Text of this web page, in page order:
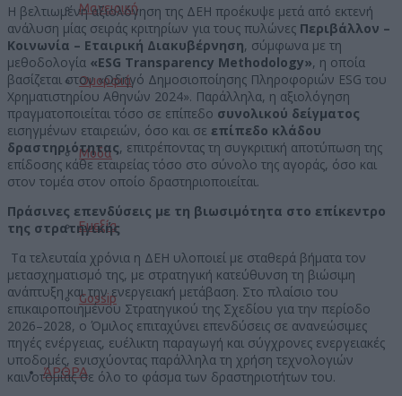
Μαγειρική
Ομορφιά
Μόδα
Ευεξία
Gossip
ΆΡΘΡΑ
Η βελτιωμένη αξιολόγηση της ΔΕΗ προέκυψε μετά από εκτενή
ανάλυση μίας σειράς κριτηρίων για τους πυλώνες Περιβάλλον –
Κοινωνία – Εταιρική Διακυβέρνηση, σύμφωνα με τη
μεθοδολογία «ESG Transparency Methodology», η οποία
βασίζεται στον «Οδηγό Δημοσιοποίησης Πληροφοριών ESG του
Χρηματιστηρίου Αθηνών 2024». Παράλληλα, η αξιολόγηση
πραγματοποιείται τόσο σε επίπεδο συνολικού δείγματος
εισηγμένων εταιρειών, όσο και σε επίπεδο κλάδου
δραστηριότητας, επιτρέποντας τη συγκριτική αποτύπωση της
επίδοσης κάθε εταιρείας τόσο στο σύνολο της αγοράς, όσο και
στον τομέα στον οποίο δραστηριοποιείται.
Πράσινες επενδύσεις με τη βιωσιμότητα στο επίκεντρο
της στρατηγικής
Τα τελευταία χρόνια η ΔΕΗ υλοποιεί με σταθερά βήματα τον
μετασχηματισμό της, με στρατηγική κατεύθυνση τη βιώσιμη
ανάπτυξη και την ενεργειακή μετάβαση. Στο πλαίσιο του
επικαιροποιημένου Στρατηγικού της Σχεδίου για την περίοδο
2026–2028, ο Όμιλος επιταχύνει επενδύσεις σε ανανεώσιμες
πηγές ενέργειας, ευέλικτη παραγωγή και σύγχρονες ενεργειακές
υποδομές, ενισχύοντας παράλληλα τη χρήση τεχνολογιών
καινοτομίας σε όλο το φάσμα των δραστηριοτήτων του.